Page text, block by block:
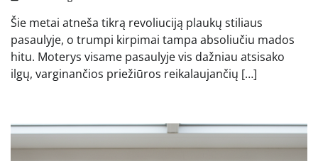
Šie metai atneša tikrą revoliuciją plaukų stiliaus
pasaulyje, o trumpi kirpimai tampa absoliučiu mados
hitu. Moterys visame pasaulyje vis dažniau atsisako
ilgų, varginančios priežiūros reikalaujančių […]